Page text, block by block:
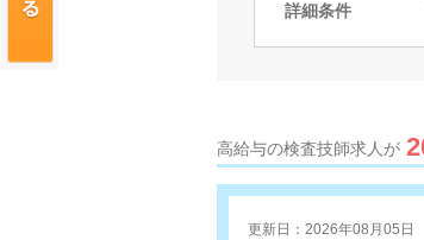
詳細条件
高給与の検査技師求人が
更新日：2026年08月05日